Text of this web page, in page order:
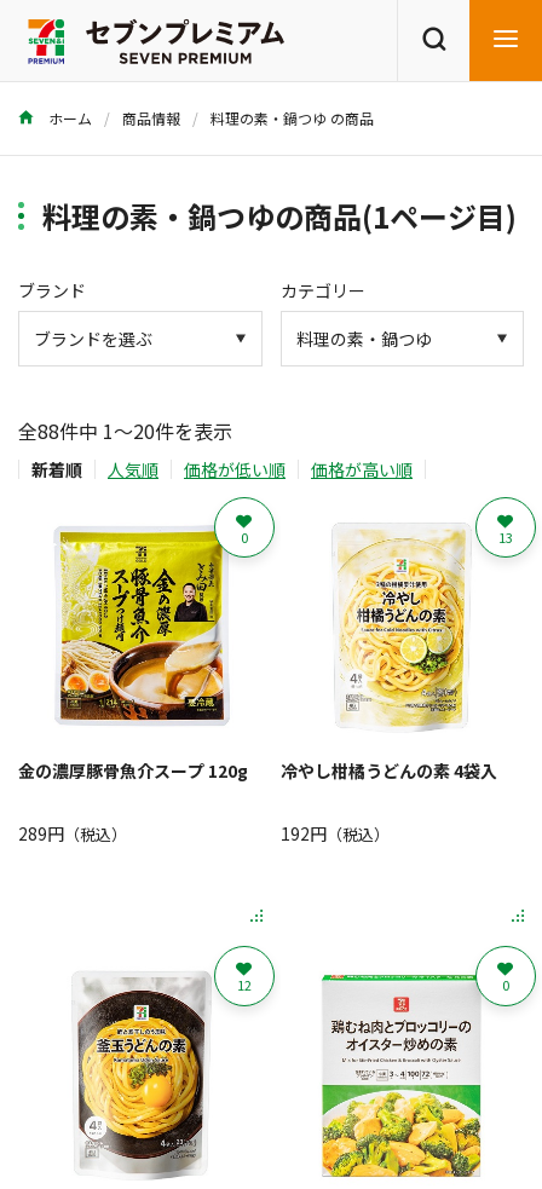
商品を探す レシピを探す
ホーム 商品情報 料理の素・鍋つゆ の商品
料理の素・鍋つゆの商品(1ページ目)
ブランド カテゴリー
全88件中 1～20件を表示
新着順 人気順 価格が低い順 価格が高い順
金の濃厚豚骨魚介スープ 120g
289円 （税込）
0
冷やし柑橘うどんの素 4袋入
192円（税込）
13
12 0